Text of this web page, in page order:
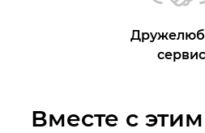
сервис
Вместе с